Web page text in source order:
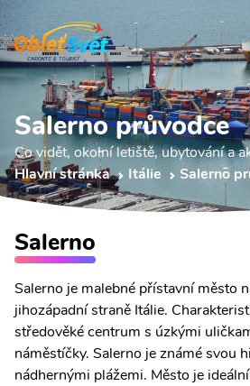
Salerno průvodce
Co vidět, okolní letiště, ubytování a
Hlavní stránka
Itálie Salerno
Salerno
Salerno je malebné přístavní město
jihozápadní straně Itálie.
středověké centrum s úzkými
náměstíčky. Salerno je známé svou
nádhernými plážemi. Město je